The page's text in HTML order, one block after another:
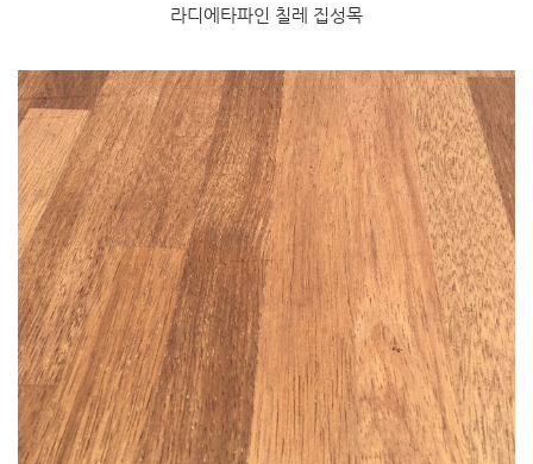
라디에타파인 칠레 집성목